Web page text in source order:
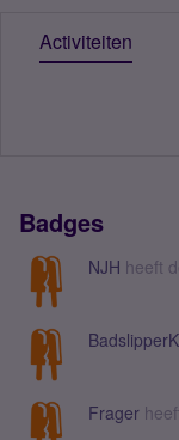
Activiteiten
Badges
NJH heeft
BadslipperK
Frager